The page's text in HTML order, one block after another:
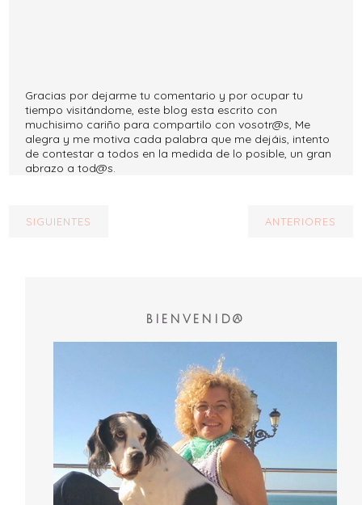
Gracias por dejarme tu comentario y por ocupar tu
tiempo visitándome, este blog esta escrito con
muchisimo cariño para compartilo con vosotr@s, Me
alegra y me motiva cada palabra que me dejáis, intento
de contestar a todos en la medida de lo posible, un gran
abrazo a tod@s.
SIGUIENTES ANTERIORES
BIENVENID@